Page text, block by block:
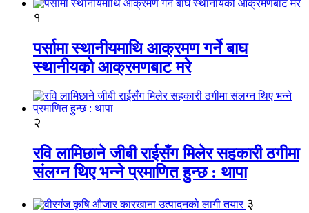
१
पर्सामा स्थानीयमाथि आक्रमण गर्ने बाघ
स्थानीयको आक्रमणबाट मरे
२
रवि लामिछाने जीबी राईसँग मिलेर सहकारी ठगीमा
संलग्न थिए भन्ने प्रमाणित हुन्छ : थापा
३